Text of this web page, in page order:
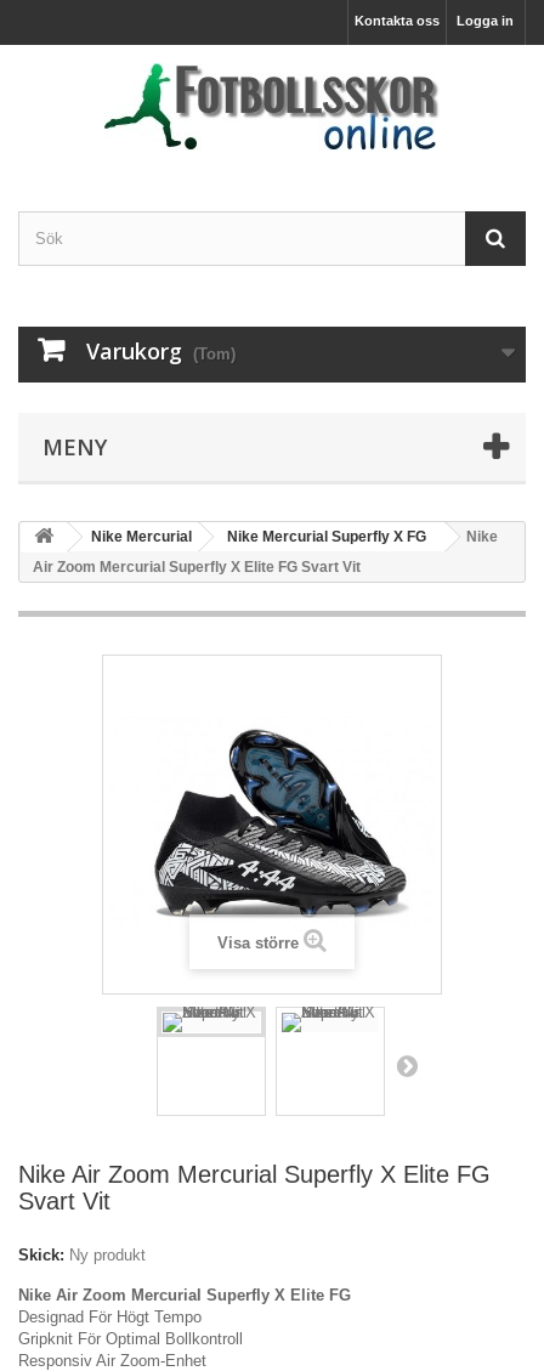
Logga in
Kontakta oss
Varukorg (Tom)
MENY
Nike Mercurial Nike Mercurial Superfly X FG
Nike
Air Zoom Mercurial Superfly X Elite FG Svart Vit
Visa större
Nike Air Zoom Mercurial Superfly X Elite FG
Svart Vit
Skick: Ny produkt
Nike Air Zoom Mercurial Superfly X Elite FG
Designad För Högt Tempo
Gripknit För Optimal Bollkontroll
Responsiv Air Zoom-Enhet